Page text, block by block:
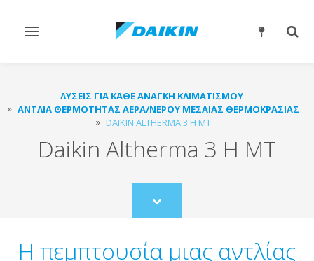
Εναλλαγή
ΛΎΣΕΙΣ ΓΙΑ ΚΆΘΕ ΑΝΆΓΚΗ ΚΛΙΜΑΤΙΣΜΟΎ
ΑΝΤΛΊΑ ΘΕΡΜΌΤΗΤΑΣ ΑΈΡΑ/ΝΕΡΟΎ ΜΕΣΑΊΑΣ ΘΕΡΜΟΚΡΑΣΊΑΣ
DAIKIN ALTHERMA 3 H MT
Daikin Altherma 3 H MT
Scroll
to
Η πεμπτουσία μιας αντλίας